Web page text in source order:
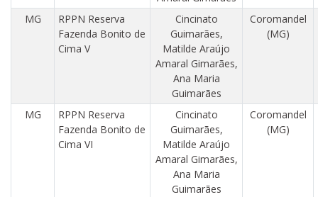
MG
RPPN Reserva
Fazenda Bonito de
Cima V
Cincinato
Guimarães,
Matilde Araújo
Amaral Gimarães,
Ana Maria
Guimarães
Coromandel
(MG)
MG
RPPN Reserva
Fazenda Bonito de
Cima VI
Cincinato
Guimarães,
Matilde Araújo
Amaral Gimarães,
Ana Maria
Guimarães
Coromandel
(MG)